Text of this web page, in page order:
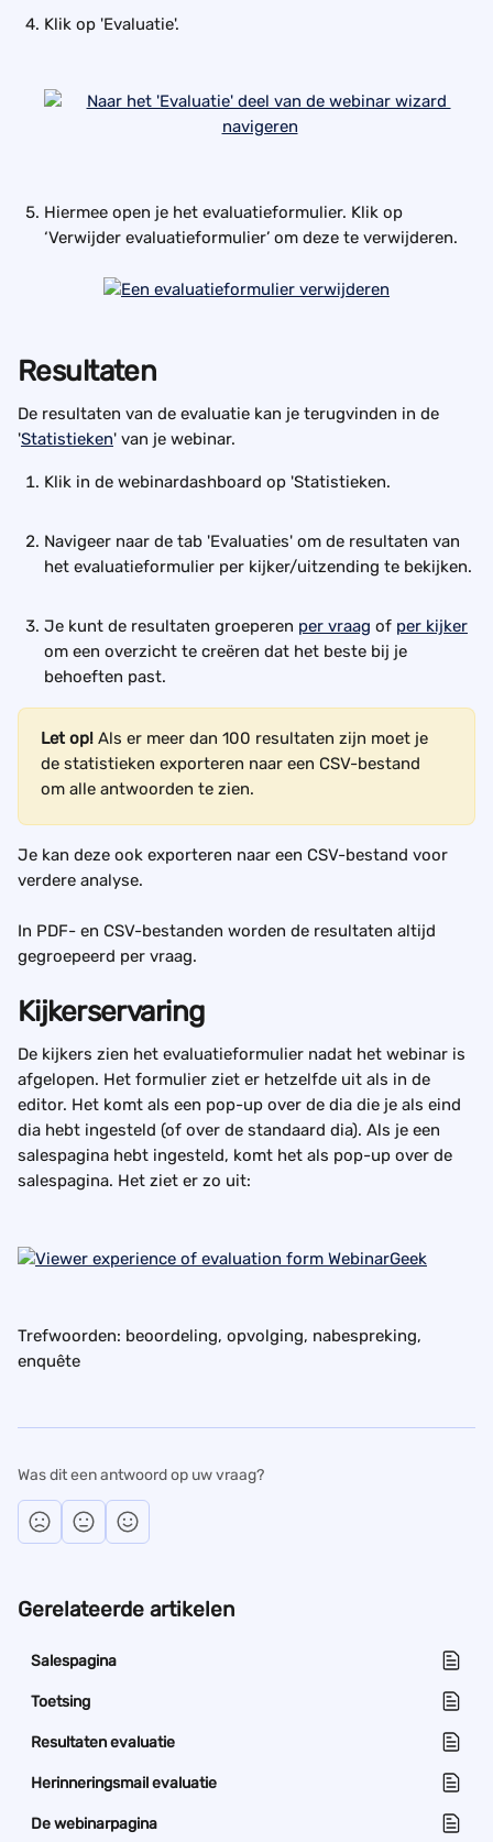
Klik op 'Evaluatie'.
Hiermee open je het evaluatieformulier. Klik op
‘Verwijder evaluatieformulier’ om deze te verwijderen.
Resultaten
De resultaten van de evaluatie kan je terugvinden in de
'Statistieken' van je webinar.
Klik in de webinardashboard op 'Statistieken.
Navigeer naar de tab 'Evaluaties' om de resultaten van
het evaluatieformulier per kijker/uitzending te bekijken.
Je kunt de resultaten groeperen per vraag of per kijker
om een overzicht te creëren dat het beste bij je
behoeften past.
Let op! Als er meer dan 100 resultaten zijn moet je
de statistieken exporteren naar een CSV-bestand
om alle antwoorden te zien.
Je kan deze ook exporteren naar een CSV-bestand voor
verdere analyse.
In PDF- en CSV-bestanden worden de resultaten altijd
gegroepeerd per vraag.
Kijkerservaring
De kijkers zien het evaluatieformulier nadat het webinar is
afgelopen. Het formulier ziet er hetzelfde uit als in de
editor. Het komt als een pop-up over de dia die je als eind
dia hebt ingesteld (of over de standaard dia). Als je een
salespagina hebt ingesteld, komt het als pop-up over de
salespagina. Het ziet er zo uit:
Trefwoorden: beoordeling, opvolging, nabespreking,
enquête
Was dit een antwoord op uw vraag?
Gerelateerde artikelen
Salespagina
Toetsing
Resultaten evaluatie
Herinneringsmail evaluatie
De webinarpagina